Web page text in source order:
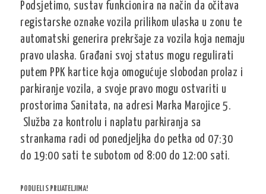
Podsjetimo, sustav funkcionira na način da očitava
registarske oznake vozila prilikom ulaska u zonu te
automatski generira prekršaje za vozila koja nemaju
pravo ulaska. Građani svoj status mogu regulirati
putem PPK kartice koja omogućuje slobodan prolaz i
parkiranje vozila, a svoje pravo mogu ostvariti u
prostorima Sanitata, na adresi Marka Marojice 5.
Služba za kontrolu i naplatu parkiranja sa
strankama radi od ponedjeljka do petka od 07:30
do 19:00 sati te subotom od 8:00 do 12:00 sati.
PODIJELI S PRIJATELJIMA!